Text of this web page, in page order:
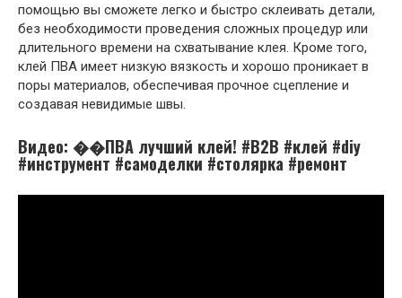
помощью вы сможете легко и быстро склеивать детали,
без необходимости проведения сложных процедур или
длительного времени на схватывание клея. Кроме того,
клей ПВА имеет низкую вязкость и хорошо проникает в
поры материалов, обеспечивая прочное сцепление и
создавая невидимые швы.
Видео: ��ПВА лучший клей! #B2B #клей #diy
#инструмент #самоделки #столярка #ремонт